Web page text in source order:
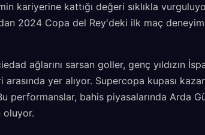
kariyerine kattığı değeri sıklıkla
2024 Copa del Rey'deki ilk maç
ağlarını sarsan goller, genç yıldızın
arasında yer alıyor. Supercopa kupası
performanslar, bahis piyasalarında Arda
oluyor.